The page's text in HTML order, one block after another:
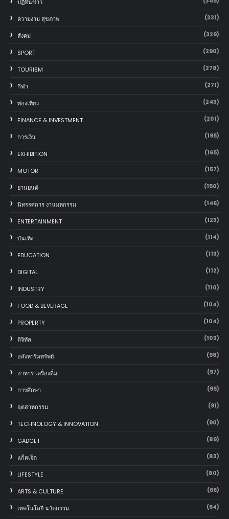
ปฏิทินข่าว
ความงาม สุขภาพ (331)
สังคม (329)
SPORT (290)
TOURISM (278)
กีฬา (271)
ท่องเที่ยว (243)
FINANCE & INVESTMENT (201)
การเงิน (195)
EXHIBITION (165)
MOTOR (157)
‎ยานยนต์‎ (150)
นิทรรศการ งานมหกรรม (146)
ENTERTAINMENT (123)
บันเทิง (114)
EDUCATION (113)
DIGITAL (112)
INDUSTRY (110)
FOOD & BEVERAGE (104)
PROPERTY (104)
ดิจิทัล (103)
อสังหาริมทรัพย์ (98)
อาหาร เครื่องดื่ม (97)
การศึกษา (95)
อุตสาหกรรม (91)
TECHNOLOGY & INNOVATION (90)
GADGET (89)
แก็ตเจ็ต (83)
LIFESTYLE (80)
ARTS & CULTURE (66)
เทคโนโลยี นวัตกรรม (64)